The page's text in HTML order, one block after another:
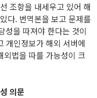
조항을 내세우고 있어 해
다. 번역본을 보고 문제를
성을 따져야 한다는 것이
개인정보가 해외 서버에
외법을 따를 가능성이 크
의문